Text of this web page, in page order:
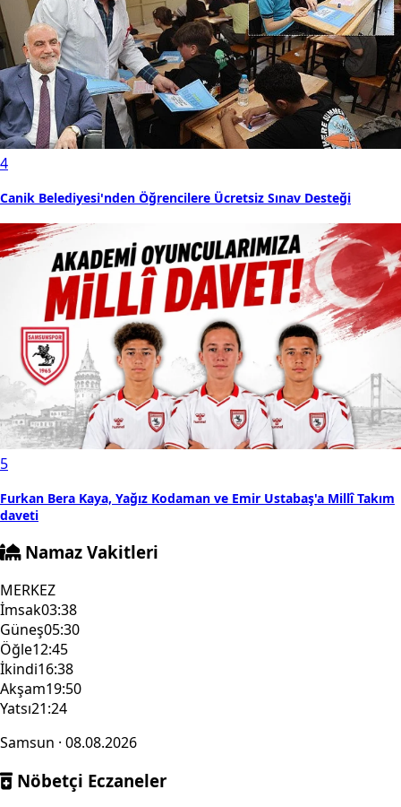
4
Canik Belediyesi'nden Öğrencilere Ücretsiz Sınav Desteği
5
Furkan Bera Kaya, Yağız Kodaman ve Emir Ustabaş'a Millî Takım
daveti
Namaz Vakitleri
MERKEZ
İmsak03:38
Güneş05:30
Öğle12:45
İkindi16:38
Akşam19:50
Yatsı21:24
Samsun · 08.08.2026
Nöbetçi Eczaneler